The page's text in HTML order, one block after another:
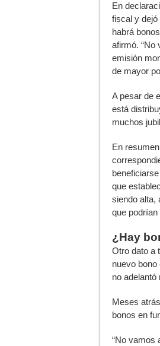
En
fiscal y dejó
habrá
afirmó. “No
emisión
de mayor
A pesar de
está
muchos
En
que
siendo alta,
que
¿Hay
Otro dato a
nuevo
no
Meses
bonos en
“No vamos